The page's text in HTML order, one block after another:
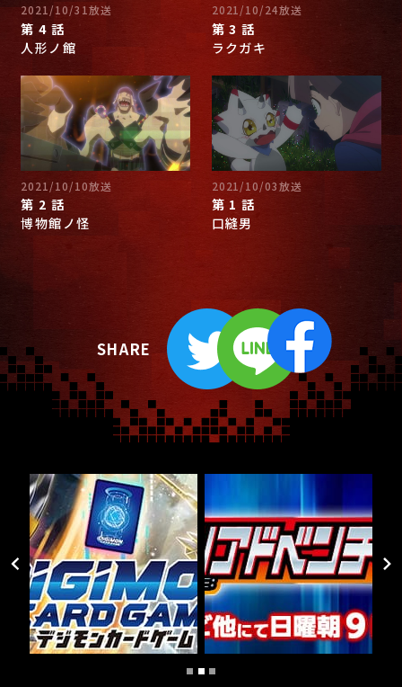
2021/10/31放送
第 4 話
人形ノ館
2021/10/24放送
第 3 話
ラクガキ
2021/10/10放送
第 2 話
博物館ノ怪
2021/10/03放送
第 1 話
口縫男
SHARE